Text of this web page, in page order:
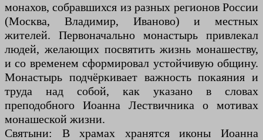
монахов, собравшихся из разных регионов России
(Москва, Владимир, Иваново) и местных
жителей. Первоначально монастырь привлекал
людей, желающих посвятить жизнь монашеству,
и со временем сформировал устойчивую общину.
Монастырь подчёркивает важность покаяния и
труда над собой, как указано в словах
преподобного Иоанна Лествичника о мотивах
монашеской жизни.
Святыни: В храмах хранятся иконы Иоанна